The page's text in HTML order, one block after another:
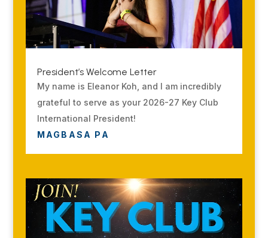
President’s Welcome Letter
My name is Eleanor Koh, and I am incredibly
grateful to serve as your 2026-27 Key Club
International President!
MAGBASA PA